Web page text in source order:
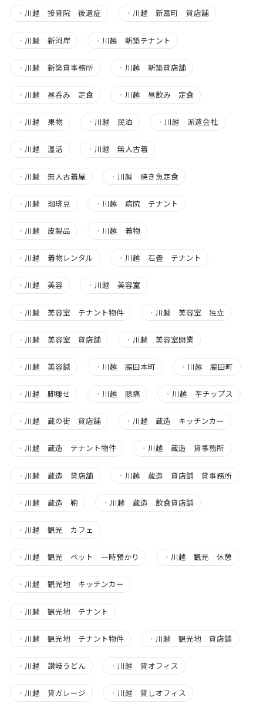
・ 川越 接骨院 後遺症 ・ 川越 新富町 貸店舗
・ 川越 新河岸 ・ 川越 新築テナント
・ 川越 新築貸事務所 ・ 川越 新築貸店舗
・ 川越 昼呑み 定食 ・ 川越 昼飲み 定食
・ 川越 果物 ・ 川越 民泊 ・ 川越 派遣会社
・ 川越 温活 ・ 川越 無人古着
・ 川越 無人古着屋 ・ 川越 焼き魚定食
・ 川越 珈琲豆 ・ 川越 病院 テナント
・ 川越 皮製品 ・ 川越 着物
・ 川越 着物レンタル ・ 川越 石畳 テナント
・ 川越 美容 ・ 川越 美容室
・ 川越 美容室 テナント物件 ・ 川越 美容室 独立
・ 川越 美容室 貸店舗 ・ 川越 美容室開業
・ 川越 美容鍼 ・ 川越 脇田本町 ・ 川越 脇田町
・ 川越 脚痩せ ・ 川越 膝痛 ・ 川越 芋チップス
・ 川越 蔵の街 貸店舗 ・ 川越 蔵造 キッチンカー
・ 川越 蔵造 テナント物件 ・ 川越 蔵造 貸事務所
・ 川越 蔵造 貸店舗 ・ 川越 蔵造 貸店舗 貸事務所
・ 川越 蔵造 鞄 ・ 川越 蔵造 飲食貸店舗
・ 川越 観光 カフェ
・ 川越 観光 ペット 一時預かり ・ 川越 観光 休憩
・ 川越 観光地 キッチンカー
・ 川越 観光地 テナント
・ 川越 観光地 テナント物件 ・ 川越 観光地 貸店舗
・ 川越 讃岐うどん ・ 川越 貸オフィス
・ 川越 貸ガレージ ・ 川越 貸しオフィス